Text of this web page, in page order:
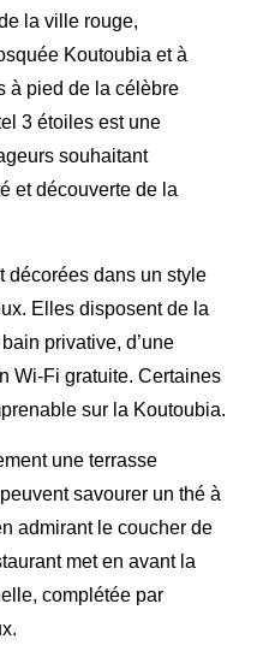
la ville rouge,
Koutoubia et à
à pied de la célèbre
3 étoiles est une
souhaitant
et découverte de la
décorées dans un style
Elles disposent de la
privative, d’une
Wi-Fi gratuite. Certaines
sur la Koutoubia.
une terrasse
savourer un thé à
admirant le coucher de
met en avant la
, complétée par